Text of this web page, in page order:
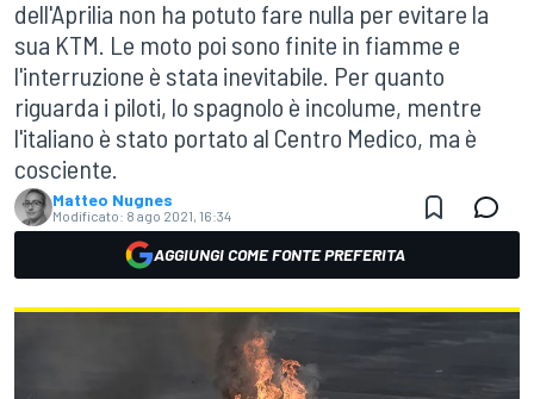
dell'Aprilia non ha potuto fare nulla per evitare la
sua KTM. Le moto poi sono finite in fiamme e
l'interruzione è stata inevitabile. Per quanto
riguarda i piloti, lo spagnolo è incolume, mentre
l'italiano è stato portato al Centro Medico, ma è
cosciente.
Matteo Nugnes
Modificato: 8 ago 2021, 16:34
AGGIUNGI COME FONTE PREFERITA